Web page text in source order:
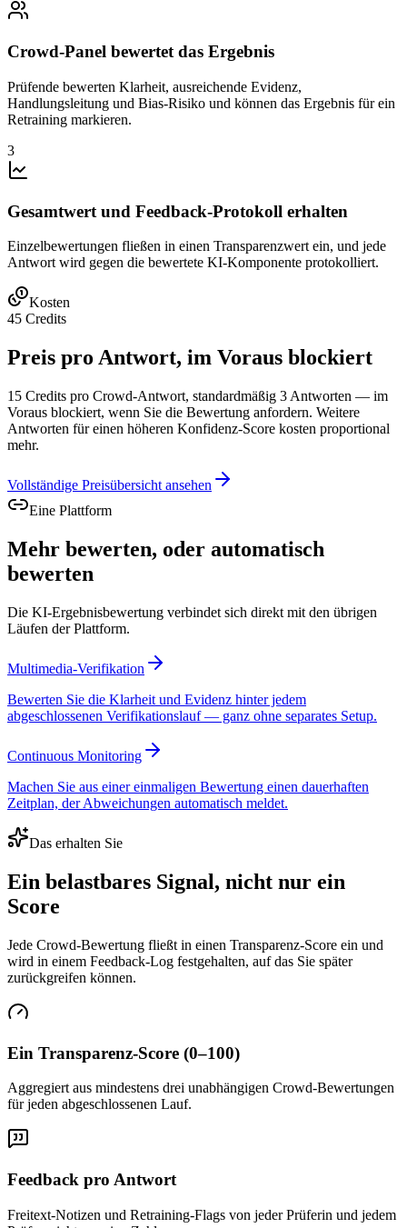
Crowd-Panel bewertet das Ergebnis
Prüfende bewerten Klarheit, ausreichende Evidenz,
Handlungsleitung und Bias-Risiko und können das Ergebnis für ein
Retraining markieren.
3
Gesamtwert und Feedback-Protokoll erhalten
Einzelbewertungen fließen in einen Transparenzwert ein, und jede
Antwort wird gegen die bewertete KI-Komponente protokolliert.
Kosten
45 Credits
Preis pro Antwort, im Voraus blockiert
15 Credits pro Crowd-Antwort, standardmäßig 3 Antworten — im
Voraus blockiert, wenn Sie die Bewertung anfordern. Weitere
Antworten für einen höheren Konfidenz-Score kosten proportional
mehr.
Vollständige Preisübersicht ansehen
Eine Plattform
Mehr bewerten, oder automatisch
bewerten
Die KI-Ergebnisbewertung verbindet sich direkt mit den übrigen
Läufen der Plattform.
Multimedia-Verifikation
Bewerten Sie die Klarheit und Evidenz hinter jedem
abgeschlossenen Verifikationslauf — ganz ohne separates Setup.
Continuous Monitoring
Machen Sie aus einer einmaligen Bewertung einen dauerhaften
Zeitplan, der Abweichungen automatisch meldet.
Das erhalten Sie
Ein belastbares Signal, nicht nur ein
Score
Jede Crowd-Bewertung fließt in einen Transparenz-Score ein und
wird in einem Feedback-Log festgehalten, auf das Sie später
zurückgreifen können.
Ein Transparenz-Score (0–100)
Aggregiert aus mindestens drei unabhängigen Crowd-Bewertungen
für jeden abgeschlossenen Lauf.
Feedback pro Antwort
Freitext-Notizen und Retraining-Flags von jeder Prüferin und jedem